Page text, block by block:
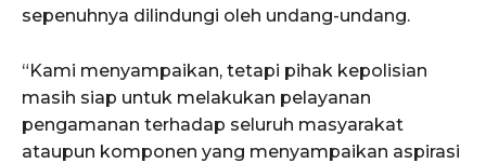
sepenuhnya dilindungi oleh undang-undang.
“Kami menyampaikan, tetapi pihak kepolisian
masih siap untuk melakukan pelayanan
pengamanan terhadap seluruh masyarakat
ataupun komponen yang menyampaikan aspirasi